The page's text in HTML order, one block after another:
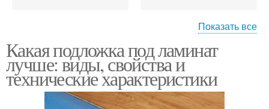
подложка
пенополистирола
Показать все
Какая подложка под ламинат
лучше: виды, свойства и
технические характеристики